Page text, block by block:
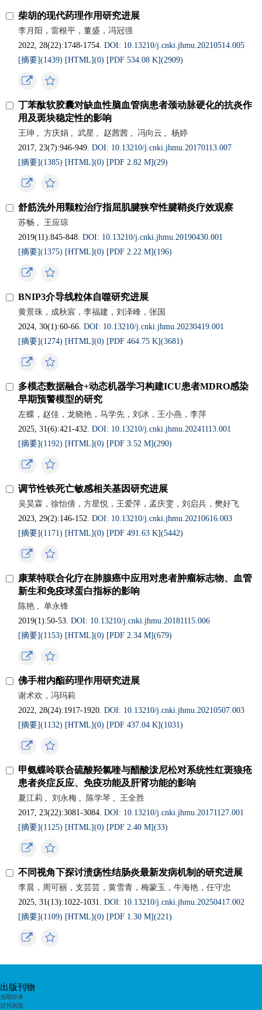
柴胡的现代药理作用研究进展
李月阳，雷根平，董盛，冯冠强
2022, 28(22):1748-1754.DOI: 10.13210/j.cnki.jhmu.20210514.005
[摘要](1439) [HTML](0) [PDF 534.08 K](2909)
丁苯酞软胶囊对缺血性脑血管病患者颈动脉硬化的抗炎作
用及斑块稳定性的影响
王珅 , 方庆娟 , 武星 , 赵茜茜 , 冯向云 ,
杨婷
2017, 23(7):946-949.DOI: 10.13210/j.cnki.jhmu.20170113.007
[摘要](1385) [HTML](0) [PDF 2.82 M](29)
舒筋洗外用颗粒治疗指屈肌腱狭窄性腱鞘炎疗效观察
苏畅 ,
王应琼
2019(11):845-848.DOI: 10.13210/j.cnki.jhmu.20190430.001
[摘要](1375) [HTML](0) [PDF 2.22 M](196)
BNIP3介导线粒体自噬研究进展
黄景珠，成秋宸，李福建，刘泽峰，张国
2024, 30(1):60-66.DOI: 10.13210/j.cnki.jhmu.20230419.001
[摘要](1274) [HTML](0) [PDF 464.75 K](3681)
多模态数据融合+动态机器学习构建ICU患者MDRO感染
早期预警模型的研究
左蝶，赵佳，龙晓艳，马学先，刘冰，王小燕，李萍
2025, 31(6):421-432.DOI: 10.13210/j.cnki.jhmu.20241113.001
[摘要](1192) [HTML](0) [PDF 3.52 M](290)
调节性铁死亡敏感相关基因研究进展
吴昊霖，徐怡倩，方星悦，王爱萍，孟庆雯，刘启兵，樊好飞
2023, 29(2):146-152.DOI: 10.13210/j.cnki.jhmu.20210616.003
[摘要](1171) [HTML](0) [PDF 491.63 K](5442)
康莱特联合化疗在肺腺癌中应用对患者肿瘤标志物、血管
新生和免疫球蛋白指标的影响
陈艳 ,
单永锋
2019(1):50-53.DOI: 10.13210/j.cnki.jhmu.20181115.006
[摘要](1153) [HTML](0) [PDF 2.34 M](679)
佛手柑内酯药理作用研究进展
谢术欢，冯玛莉
2022, 28(24):1917-1920.DOI: 10.13210/j.cnki.jhmu.20210507.003
[摘要](1132) [HTML](0) [PDF 437.04 K](1031)
甲氨蝶呤联合硫酸羟氯喹与醋酸泼尼松对系统性红斑狼疮
患者炎症反应、免疫功能及肝肾功能的影响
夏江莉 , 刘永梅 , 陈学琴 ,
王全胜
2017, 23(22):3081-3084.DOI: 10.13210/j.cnki.jhmu.20171127.001
[摘要](1125) [HTML](0) [PDF 2.40 M](33)
不同视角下探讨溃疡性结肠炎最新发病机制的研究进展
李晨，周可丽，支芸芸，黄雪青，梅蒙玉，牛海艳，任守忠
2025, 31(13):1022-1031.DOI: 10.13210/j.cnki.jhmu.20250417.002
[摘要](1109) [HTML](0) [PDF 1.30 M](221)
出版刊物
当期目录
过刊浏览